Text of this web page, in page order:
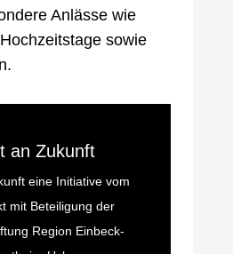
Anlässe wie
sowie
an Zukunft
eine Initiative vom
mit Beteiligung der
Region Einbeck-